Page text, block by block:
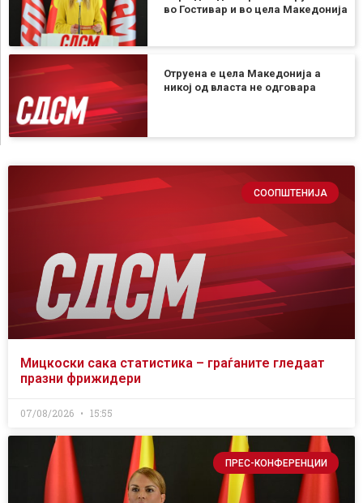
во Гостивар и во цела Македонија
Отруена е цела Македонија а
никој од власта не одговара
СООПШТЕНИЈА
Мицкоски сака статистика – граѓаните гледаат
празни фрижидери
07/08/2026 15:55
ПРЕС-КОНФЕРЕНЦИИ